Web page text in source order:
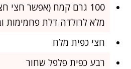
100 גרם קמח (אפשר חצי
מלא לרולדה דלת פחמימות
חצי כפית מלח
רבע כפית פלפל שחור